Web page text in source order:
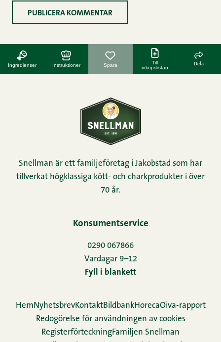
Ingredienser Instruktioner Spara
Till
inköpslistan
Dela
Snellman är ett familjeföretag i Jakobstad som har
tillverkat högklassiga kött- och charkprodukter i över
70 år.
Konsumentservice
0290 067866
Vardagar 9–12
Fyll i blankett
HemNyhetsbrevKontaktBildbankHorecaOiva-rapport
Redogörelse för användningen av cookies
Re­gis­ter­för­teck­ningFamiljen Snellman